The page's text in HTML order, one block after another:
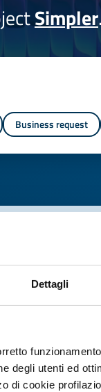
Dettagli
degli utenti ed
di cookie
Simpler
Business request